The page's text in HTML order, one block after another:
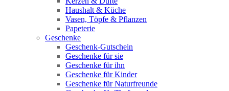
Haushalt & Küche
Vasen, Töpfe & Pflanzen
Papeterie
Geschenke
Geschenk-Gutschein
Geschenke für sie
Geschenke für ihn
Geschenke für Kinder
Geschenke für Naturfreunde